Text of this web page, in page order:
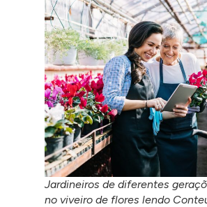
Jardineiros de diferentes
no viveiro de flores lendo